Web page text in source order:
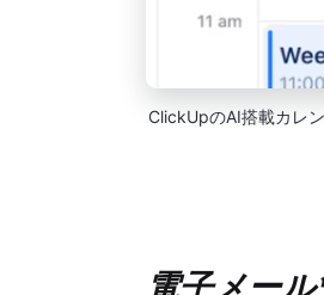
ClickUpのAI搭載カレ
電子メー